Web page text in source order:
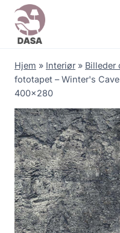
Skip
content
Hjem » Interiør » Billeder
fototapet – Winter's
400×280